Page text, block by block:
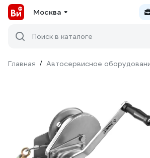
Москва
Поиск в каталоге
Главная / Автосервисное